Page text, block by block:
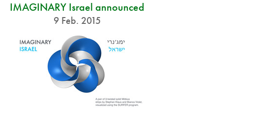
IMAGINARY Israel announced
9 Feb. 2015